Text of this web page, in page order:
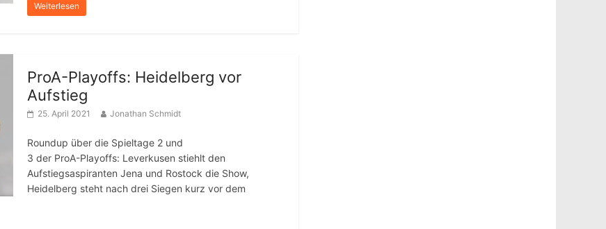
Weiterlesen
ProA-Playoffs: Heidelberg vor
Aufstieg
25. April 2021 Jonathan Schmidt
Roundup über die Spieltage 2 und
3 der ProA-Playoffs: Leverkusen stiehlt den
Aufstiegsaspiranten Jena und Rostock die Show,
Heidelberg steht nach drei Siegen kurz vor dem